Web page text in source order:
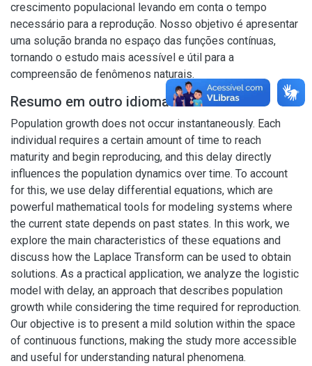
crescimento populacional levando em conta o tempo
necessário para a reprodução. Nosso objetivo é apresentar
uma solução branda no espaço das funções contínuas,
tornando o estudo mais acessível e útil para a
compreensão de fenômenos naturais.
Resumo em outro idioma
Population growth does not occur instantaneously. Each
individual requires a certain amount of time to reach
maturity and begin reproducing, and this delay directly
influences the population dynamics over time. To account
for this, we use delay differential equations, which are
powerful mathematical tools for modeling systems where
the current state depends on past states. In this work, we
explore the main characteristics of these equations and
discuss how the Laplace Transform can be used to obtain
solutions. As a practical application, we analyze the logistic
model with delay, an approach that describes population
growth while considering the time required for reproduction.
Our objective is to present a mild solution within the space
of continuous functions, making the study more accessible
and useful for understanding natural phenomena.